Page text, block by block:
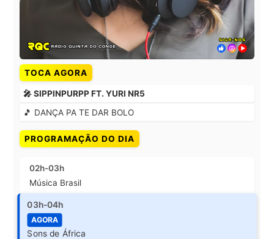
TOCA AGORA
🎤 SIPPINPURPP FT. YURI NR5
🎵 DANÇA PA TE DAR BOLO
PROGRAMAÇÃO DO DIA
02h-03h
Música Brasil
03h-04h
AGORA
Sons de África